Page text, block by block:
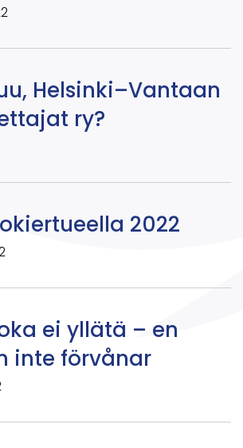
Helsinki–Vantaan
ry?
2022
ei yllätä – en
inte förvånar